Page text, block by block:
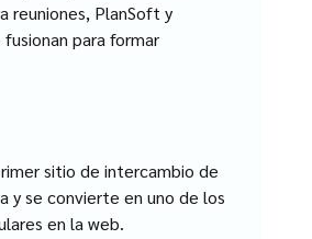
reuniones, PlanSoft y
para formar
sitio de intercambio de
y se convierte en uno de los
en la web.